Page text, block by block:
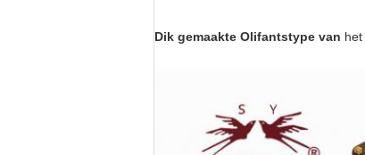
Dik gemaakte Olifantstype van het